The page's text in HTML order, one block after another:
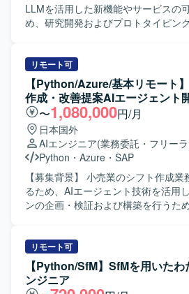
ービスの保守開発を通じて、AWSを
イティブなバックエンド開発経験を
め、上流から下流まで幅広い経験を得られま
境】 バックエンドはAWS Lambdaと
れており、データベースには
おります。メッセージキューとして
トエンドはFlutterで実装されています
LLMを活用した新機能やサービスの
め、研究開発およびプロトタイピン
トタイプ実装を行っていただきます
データに対して、線検出や関係性抽
び評価設計を実施していただきます
キュメント化を行い、再現性のある
いただきます。クライアント側の小
しながら、スポット担当者として自
の取りまとめまでを遂行していただきます。 【
像】 自ら課題を設定し、実験計画か
で主体的にやり遂げられる方を求め
術情報から必要な知見を素早くキャ
かしながら検証を進められる方、関
体認識技術を用いた研究開発に携わ
画像データの解析と組み合わせた高
積むことができます。少数精鋭の研
ら、自身の裁量で実験設計からプロ
リモート可
【Python/Azure/基本リモート
作成・改善提案AIエージェント
〜1,080,000円/月
日本国外
AIエンジニア(業務委託・フリー
Python ・ Azure ・ SAP
【募集背景】 小売業のシフト作成
るため、AIエージェント技術を活用
ンの企画・検証および構築を行うた
ていただきます。チャットベースの
成および改善提案を行うAgentの要
検討、技術選定、設計、実装、評価
す。RFP段階から参画し、Phase0（
リモート可
【Python/SfM】SfMを用いた
ンジニア